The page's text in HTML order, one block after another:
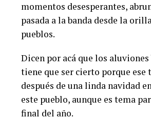
momentos desesperantes,
pasada a la banda desde la
pueblos.
Dicen por acá que los aluviones
tiene que ser cierto porque ese
después de una linda navidad
este pueblo, aunque es tema
final del año.